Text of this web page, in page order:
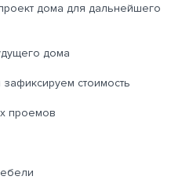
дома для дальнейшего
дома
стоимость
проемов